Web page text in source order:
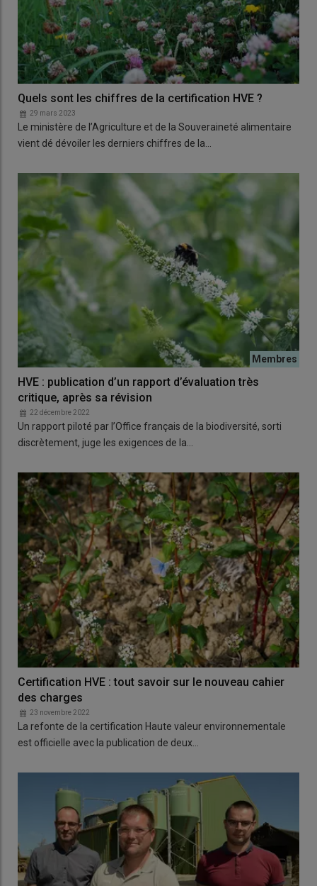
Quels sont les chiffres de la certification HVE ?
29 mars 2023
Le ministère de l’Agriculture et de la Souveraineté alimentaire
vient dé dévoiler les derniers chiffres de la…
HVE : publication d’un rapport d’évaluation très
critique, après sa révision
22 décembre 2022
Un rapport piloté par l’Office français de la biodiversité, sorti
discrètement, juge les exigences de la…
Certification HVE : tout savoir sur le nouveau cahier
des charges
23 novembre 2022
La refonte de la certification Haute valeur environnementale
est officielle avec la publication de deux…